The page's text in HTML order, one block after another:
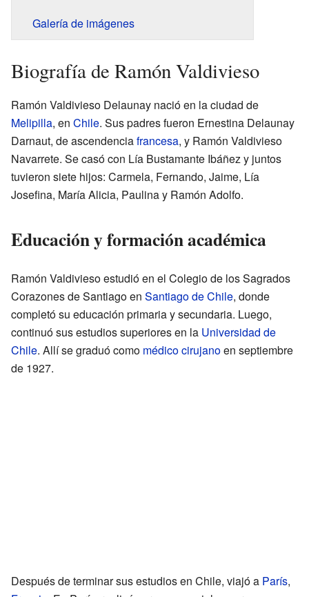
Galería de imágenes
Biografía de Ramón Valdivieso
Ramón Valdivieso Delaunay nació en la ciudad de
Melipilla, en Chile. Sus padres fueron Ernestina Delaunay
Darnaut, de ascendenciafrancesa, y Ramón Valdivieso
Navarrete. Se casó con Lía Bustamante Ibáñez y juntos
tuvieron siete hijos: Carmela, Fernando, Jaime, Lía
Josefina, María Alicia, Paulina y Ramón Adolfo.
Educación y formación académica
Ramón Valdivieso estudió en el Colegio de los Sagrados
Corazones de Santiago en Santiago de Chile, donde
completó su educación primaria y secundaria. Luego,
continuó sus estudios superiores en la Universidad de
Chile. Allí se graduó como médico cirujanoen septiembre
de 1927.
Después de terminar sus estudios en Chile, viajó a París,